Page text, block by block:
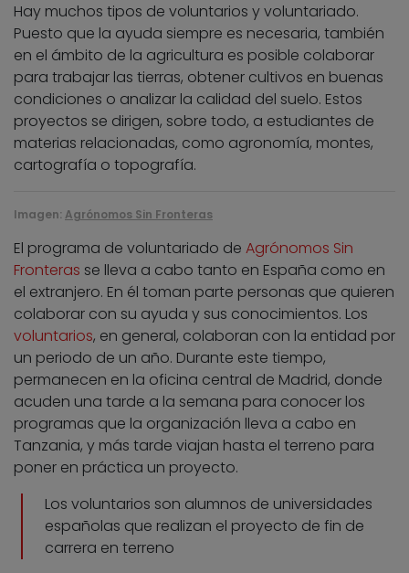
Hay muchos tipos de voluntarios y voluntariado.
Puesto que la ayuda siempre es necesaria, también
en el ámbito de la agricultura es posible colaborar
para trabajar las tierras, obtener cultivos en buenas
condiciones o analizar la calidad del suelo. Estos
proyectos se dirigen, sobre todo, a estudiantes de
materias relacionadas, como agronomía, montes,
cartografía o topografía.
Imagen: Agrónomos Sin Fronteras
El programa de voluntariado de Agrónomos Sin
Fronteras se lleva a cabo tanto en España como en
el extranjero. En él toman parte personas que quieren
colaborar con su ayuda y sus conocimientos. Los
voluntarios, en general, colaboran con la entidad por
un periodo de un año. Durante este tiempo,
permanecen en la oficina central de Madrid, donde
acuden una tarde a la semana para conocer los
programas que la organización lleva a cabo en
Tanzania, y más tarde viajan hasta el terreno para
poner en práctica un proyecto.
Los voluntarios son alumnos de universidades
españolas que realizan el proyecto de fin de
carrera en terreno